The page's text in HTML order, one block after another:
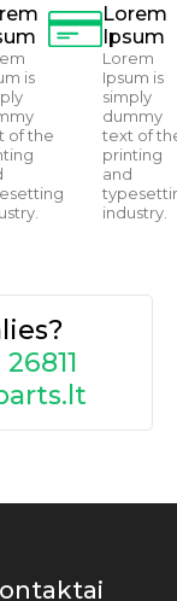
is
of the
Lorem
Ipsum
Lorem
Ipsum is
simply
dummy
text of
printing
and
industry.